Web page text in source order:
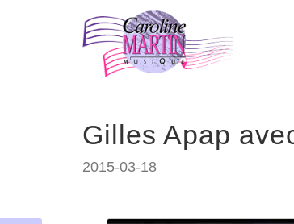
Gilles Apap
2015-03-18